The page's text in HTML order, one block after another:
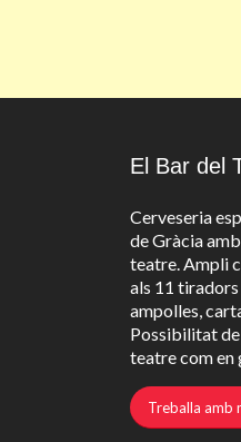
El Bar del
Cerveseria
de Gràcia
teatre. Ampli
als 11
ampolles,
Possibilitat
teatre com en
Treballa amb